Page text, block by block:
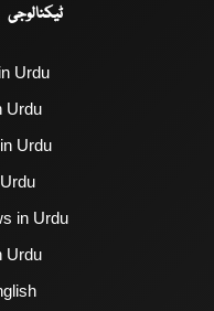
ٹیکنالوجی
Urdu
Urdu
Urdu
in Urdu
Urdu